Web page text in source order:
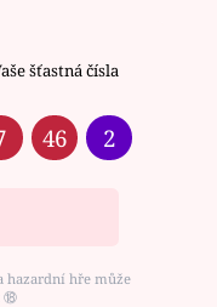
šťastná čísla
46 2
hazardní hře může
⑱